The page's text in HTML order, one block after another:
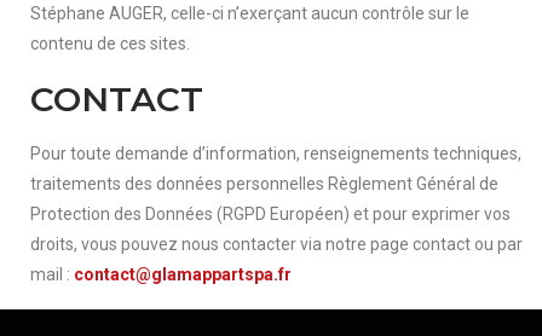
Stéphane AUGER, celle-ci n’exerçant aucun contrôle sur le
contenu de ces sites.
CONTACT
Pour toute demande d’information, renseignements techniques,
traitements des données personnelles Règlement Général de
Protection des Données (RGPD Européen) et pour exprimer vos
droits, vous pouvez nous contacter via notre page contact ou par
mail : contact@glamappartspa.fr